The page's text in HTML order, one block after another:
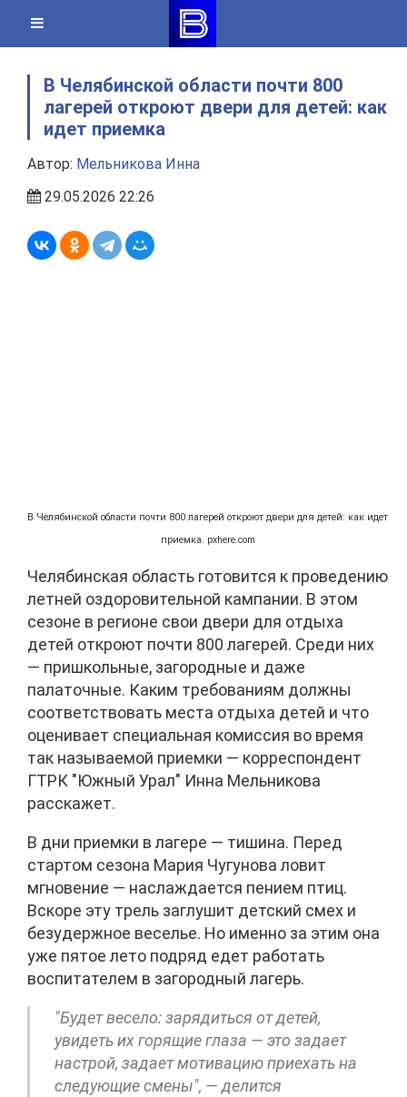
content
В Челябинской области почти 800
лагерей откроют двери для детей: как
идет приемка
Автор: Мельникова Инна
29.05.2026 22:26
В Челябинской области почти 800 лагерей откроют двери для детей: как идет
приемка. pxhere.com
Челябинская область готовится к проведению
летней оздоровительной кампании. В этом
сезоне в регионе свои двери для отдыха
детей откроют почти 800 лагерей. Среди них
— пришкольные, загородные и даже
палаточные. Каким требованиям должны
соответствовать места отдыха детей и что
оценивает специальная комиссия во время
так называемой приемки — корреспондент
ГТРК "Южный Урал" Инна Мельникова
расскажет.
В дни приемки в лагере — тишина. Перед
стартом сезона Мария Чугунова ловит
мгновение — наслаждается пением птиц.
Вскоре эту трель заглушит детский смех и
безудержное веселье. Но именно за этим она
уже пятое лето подряд едет работать
воспитателем в загородный лагерь.
"Будет весело: зарядиться от детей,
увидеть их горящие глаза — это задает
настрой, задает мотивацию приехать на
следующие смены", — делится